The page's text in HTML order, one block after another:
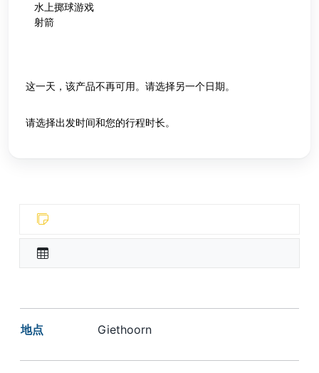
水上掷球游戏
射箭
这一天，该产品不再可用。请选择另一个日期。
请选择出发时间和您的行程时长。
地点 Giethoorn